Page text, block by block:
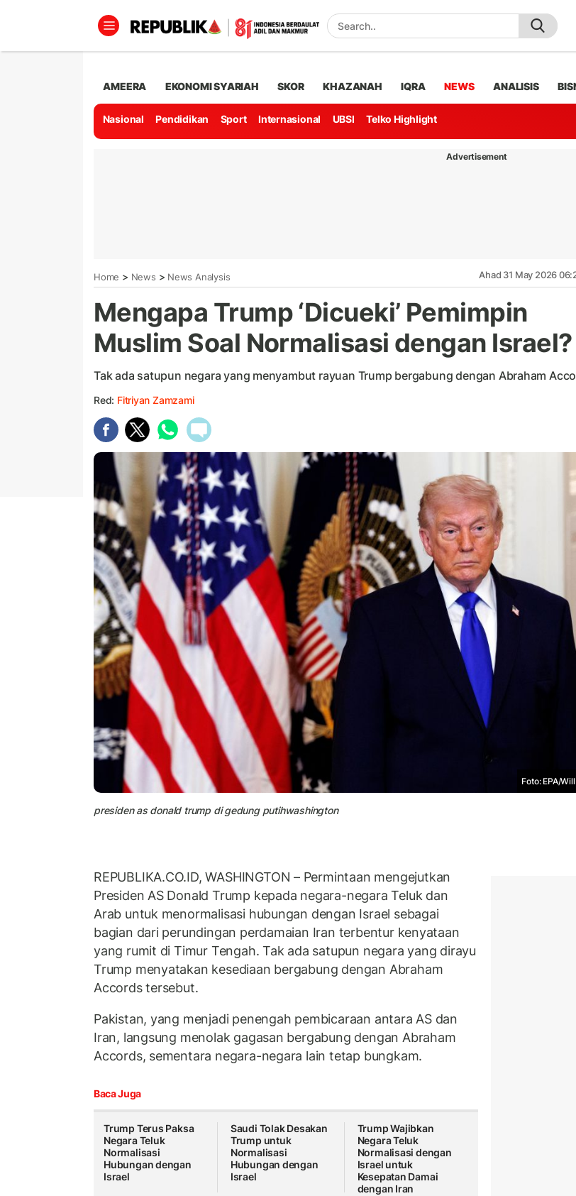
AMEERA EKONOMI SYARIAH SKOR KHAZANAH IQRA NEWS ANALISIS
Nasional Pendidikan Sport Internasional UBSI Telko Highlight
Advertisement
Home > News > News Analysis Ahad 31 May 2026
Mengapa Trump ‘Dicueki’ Pemimpin
Muslim Soal Normalisasi dengan Israel?
Tak ada satupun negara yang menyambut rayuan Trump bergabung dengan Abraham
Red: Fitriyan Zamzami
Foto: EPA/
presiden as donald trump di gedung putihwashington
REPUBLIKA.CO.ID,WASHINGTON – Permintaan mengejutkan
Presiden AS Donald Trump kepada negara-negara Teluk dan
Arab untuk menormalisasi hubungan dengan Israel sebagai
bagian dari perundingan perdamaian Iran terbentur kenyataan
yang rumit di Timur Tengah. Tak ada satupun negara yang dirayu
Trump menyatakan kesediaan bergabung dengan Abraham
Accords tersebut.
Pakistan, yang menjadi penengah pembicaraan antara AS dan
Iran, langsung menolak gagasan bergabung dengan Abraham
Accords, sementara negara-negara lain tetap bungkam.
Baca Juga
Trump Terus Paksa
Negara Teluk
Normalisasi
Hubungan dengan
Israel
Saudi Tolak Desakan
Trump untuk
Normalisasi
Hubungan dengan
Israel
Trump Wajibkan
Negara Teluk
Normalisasi dengan
Israel untuk
Kesepatan Damai
dengan Iran